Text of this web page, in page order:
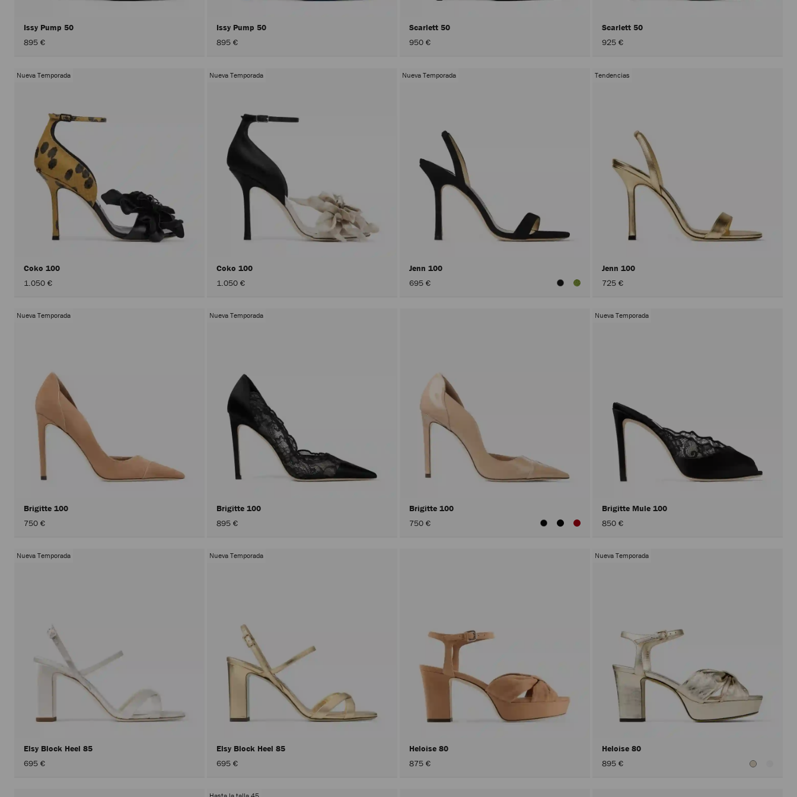
Issy Pump 50
895 €
Issy Pump 50
895 €
Scarlett 50
950 €
Scarlett 50
925 €
Nueva Temporada
Coko 100
1.050 €
Nueva Temporada
Coko 100
1.050 €
Nueva Temporada
Jenn 100
695 €
Tendencias
Jenn 100
725 €
Nueva Temporada
Brigitte 100
750 €
Nueva Temporada
Brigitte 100
895 €
Brigitte 100
750 €
Nueva Temporada
Brigitte Mule 100
850 €
Nueva Temporada
Elsy Block Heel 85
695 €
Nueva Temporada
Elsy Block Heel 85
695 €
Heloise 80
875 €
Nueva Temporada
Heloise 80
895 €